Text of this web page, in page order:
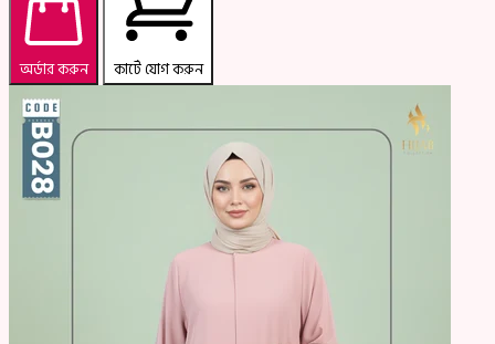
অর্ডার করুন কার্টে যোগ করুন